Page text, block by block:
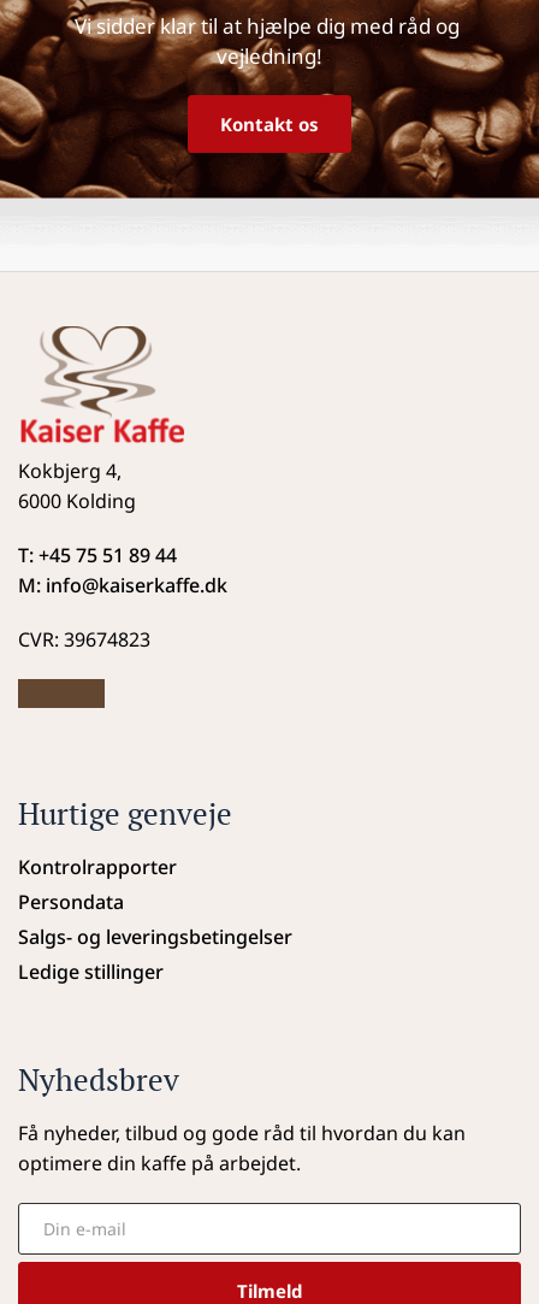
Vi sidder klar til at hjælpe dig med råd og
vejledning!
Kontakt os
Kokbjerg 4,
6000 Kolding
T: +45 75 51 89 44
M: info@kaiserkaffe.dk
CVR: 39674823
Hurtige genveje
Kontrolrapporter
Persondata
Salgs- og leveringsbetingelser
Ledige stillinger
Nyhedsbrev
Få nyheder, tilbud og gode råd til hvordan du kan
optimere din kaffe på arbejdet.
Tilmeld